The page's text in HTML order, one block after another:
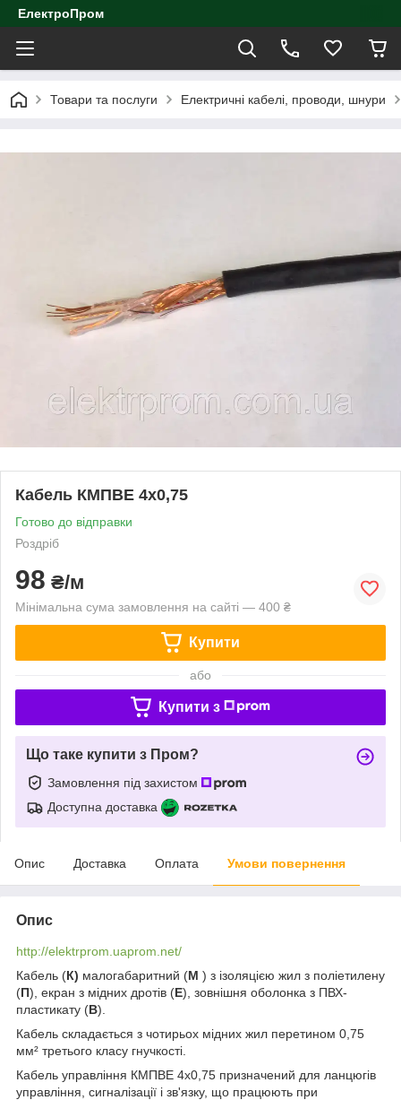
ЕлектроПром
Товари та послуги Електричні кабелі, проводи, шнури
Кабель КМПВЕ 4х0,75
Готово до відправки
Роздріб
98 ₴/м
Мінімальна сума замовлення на сайті — 400 ₴
Купити
або
Купити з
Що таке купити з Пром?
Замовлення під захистом
Доступна доставка
Опис Доставка Оплата Умови повернення
Опис
http://elektrprom.uaprom.net/
Кабель (К) малогабаритний (М ) з ізоляцією жил з поліетилену
(П), екран з мідних дротів (Е), зовнішня оболонка з ПВХ-
пластикату (В).
Кабель складається з чотирьох мідних жил перетином 0,75
мм² третього класу гнучкості.
Кабель управління КМПВЕ 4х0,75 призначений для ланцюгів
управління, сигналізації і зв'язку, що працюють при